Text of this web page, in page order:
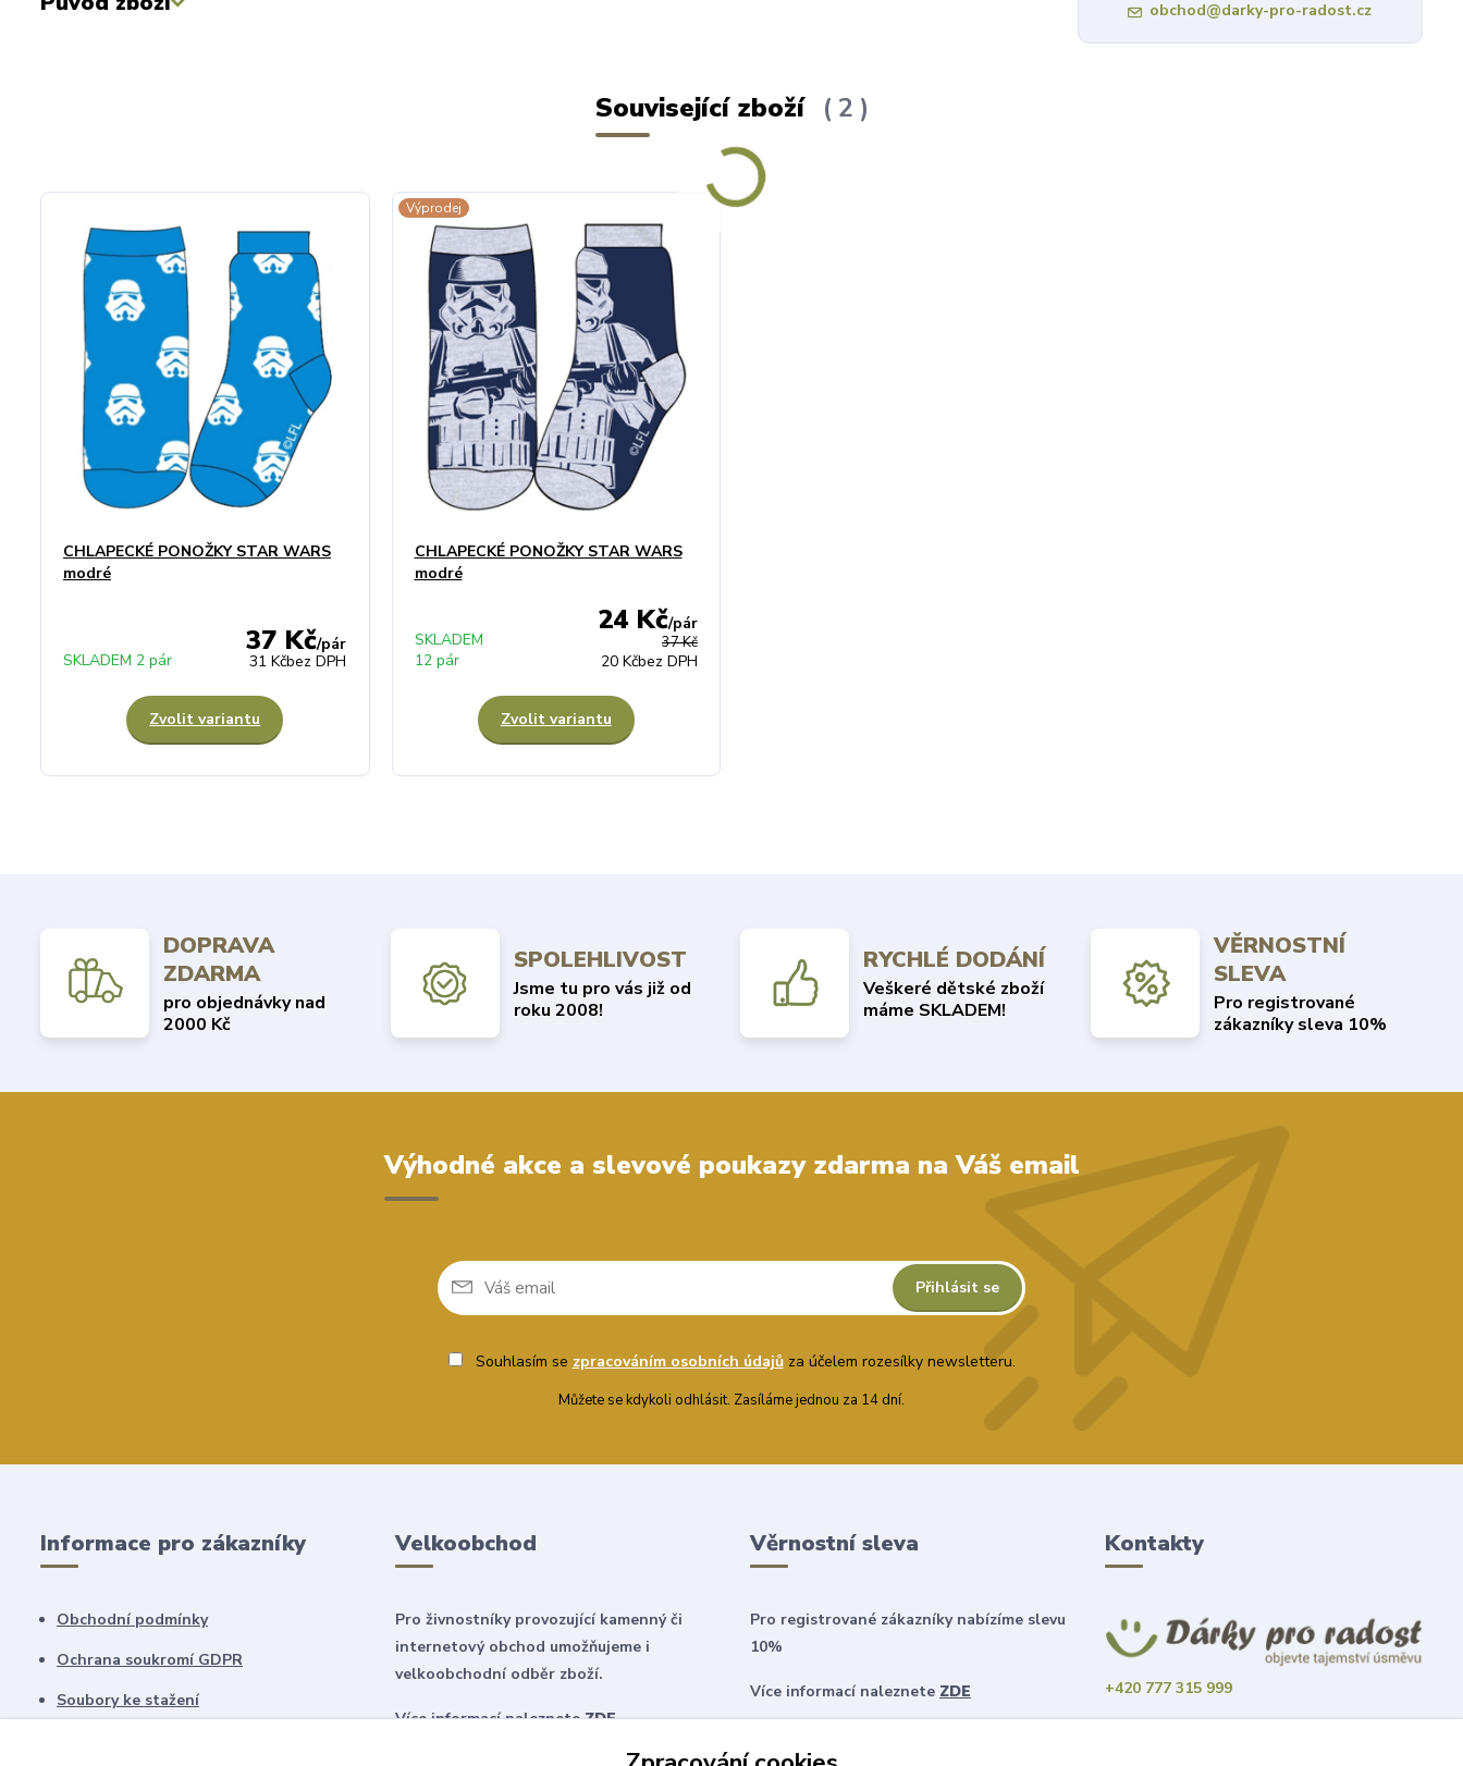
obchod@darky-pro-radost.cz
Související zboží 2
CHLAPECKÉ PONOŽKY STAR WARS
modré
37 Kč/pár
31 Kčbez DPH
SKLADEM 2 pár
Zvolit variantu
Výprodej
CHLAPECKÉ PONOŽKY STAR WARS
modré
37 Kč
24 Kč/pár
20 Kčbez DPH
SKLADEM
12 pár
Zvolit variantu
DOPRAVA
ZDARMA
pro objednávky nad
2000 Kč
SPOLEHLIVOST
Jsme tu pro vás již od
roku 2008!
RYCHLÉ DODÁNÍ
Veškeré dětské zboží
máme SKLADEM!
VĚRNOSTNÍ
SLEVA
Pro registrované
zákazníky sleva 10%
Výhodné akce a slevové poukazy zdarma na Váš email
Přihlásit se
Souhlasím se zpracováním osobních údajůza účelem rozesílky newsletteru.
Můžete se kdykoli odhlásit. Zasíláme jednou za 14 dní.
Informace pro zákazníky
Obchodní podmínky
Ochrana soukromí GDPR
Soubory ke stažení
Velkoobchod
Pro živnostníky provozující kamenný či
internetový obchod umožňujeme i
velkoobchodní odběr zboží.
Více informací nalezneteZDE
Věrnostní sleva
Pro registrované zákazníky nabízíme slevu
10%
Více informací naleznete ZDE
Kontakty
+420 777 315 999